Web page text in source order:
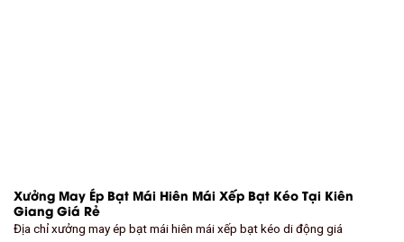
Xưởng May Ép Bạt Mái Hiên Mái Xếp Bạt Kéo Tại Kiên
Giang Giá Rẻ
Địa chỉ xưởng may ép bạt mái hiên mái xếp bạt kéo di động giá